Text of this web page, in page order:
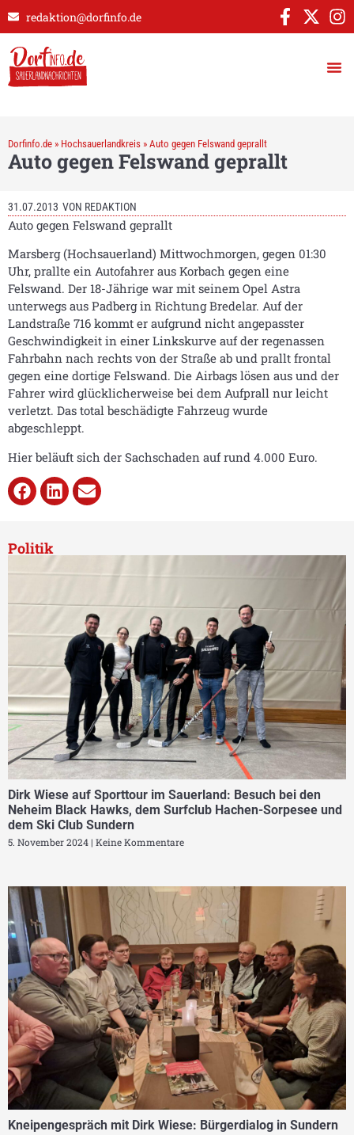
redaktion@dorfinfo.de
Dorfinfo.de » Hochsauerlandkreis » Auto gegen Felswand geprallt
Auto gegen Felswand geprallt
31.07.2013 VON REDAKTION
Auto gegen Felswand geprallt
Marsberg (Hochsauerland) Mittwochmorgen, gegen 01:30
Uhr, prallte ein Autofahrer aus Korbach gegen eine
Felswand. Der 18-Jährige war mit seinem Opel Astra
unterwegs aus Padberg in Richtung Bredelar. Auf der
Landstraße 716 kommt er aufgrund nicht angepasster
Geschwindigkeit in einer Linkskurve auf der regenassen
Fahrbahn nach rechts von der Straße ab und prallt frontal
gegen eine dortige Felswand. Die Airbags lösen aus und der
Fahrer wird glücklicherweise bei dem Aufprall nur leicht
verletzt. Das total beschädigte Fahrzeug wurde
abgeschleppt.
Hier beläuft sich der Sachschaden auf rund 4.000 Euro.
Politik
Dirk Wiese auf Sporttour im Sauerland: Besuch bei den
Neheim Black Hawks, dem Surfclub Hachen-Sorpesee und
dem Ski Club Sundern
5. November 2024 Keine Kommentare
Kneipengespräch mit Dirk Wiese: Bürgerdialog in Sundern